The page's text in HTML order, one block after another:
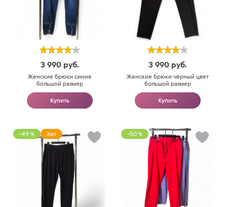
3 990 руб.
Женские брюки синие
большой размер
Купить
3 990 руб.
Женские брюки чёрный цвет
большой размер
Купить
-49 % Хит -50 %